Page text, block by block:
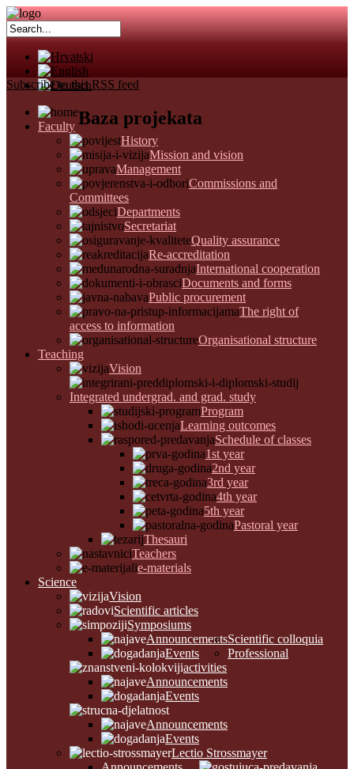
Faculty
History
Mission and vision
Management
Commissions and
Committees
Departments
Secretariat
Quality assurance
Re-accreditation
International cooperation
Documents and forms
Public procurement
The right of
access to information
Organisational structure
Teaching
Vision
Integrated undergrad. and grad. study
Program
Learning outcomes
Schedule of classes
1st year
2nd year
3rd year
4th year
5th year
Pastoral year
Thesauri
Teachers
e-materials
Science
Vision
Scientific articles
Symposiums
Announcements
Events
Scientific colloquia
Announcements
Events
Professional
activities
Announcements
Events
Lectio Strossmayer
Subscribe to this RSS feed
Baza projekata